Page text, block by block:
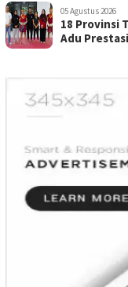
05 Agustus 2026
18 Provinsi
Adu